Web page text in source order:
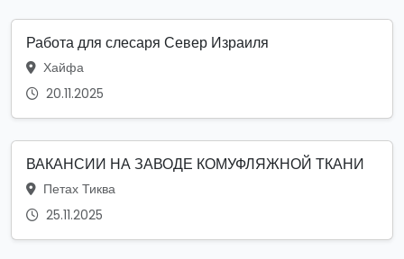
Работа для слесаря Север Израиля
Хайфа
20.11.2025
ВАКАНСИИ НА ЗАВОДЕ КОМУФЛЯЖНОЙ ТКАНИ
Петах Тиква
25.11.2025